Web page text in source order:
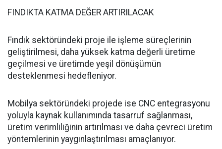
FINDIKTA KATMA DEĞER ARTIRILACAK
Fındık sektöründeki proje ile işleme süreçlerinin
geliştirilmesi, daha yüksek katma değerli üretime
geçilmesi ve üretimde yeşil dönüşümün
desteklenmesi hedefleniyor.
Mobilya sektöründeki projede ise CNC entegrasyonu
yoluyla kaynak kullanımında tasarruf sağlanması,
üretim verimliliğinin artırılması ve daha çevreci üretim
yöntemlerinin yaygınlaştırılması amaçlanıyor.